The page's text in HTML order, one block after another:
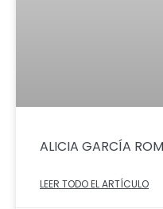
ALICIA GARCÍA
LEER TODO EL ARTÍCULO